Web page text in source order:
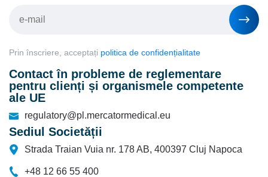
Prin înscriere, acceptați politica de confidențialitate
Contact în probleme de reglementare
pentru clienți și organismele competente
ale UE
regulatory@pl.mercatormedical.eu
Sediul Societății
Strada Traian Vuia nr. 178 AB, 400397 Cluj Napoca
+48 12 66 55 400